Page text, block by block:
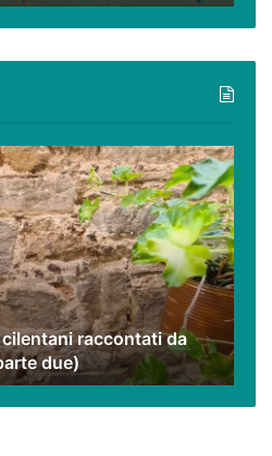
raccontati da
due)